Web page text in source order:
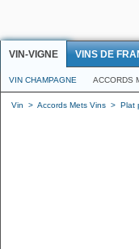
VIN-VIGNE VINS DE
VIN CHAMPAGNE ACCORDS
Vin > Accords Mets Vins > Plat